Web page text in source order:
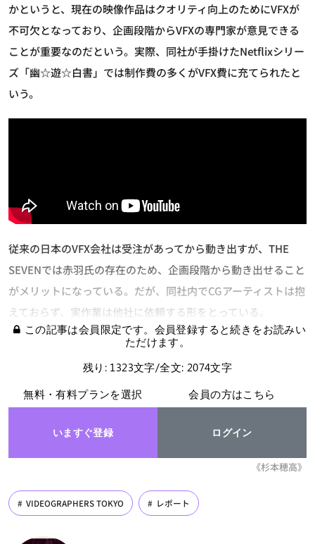
かというと、現在の映像作品はクオリティ向上のためにVFXが
不可欠となっており、企画段階からVFXの専門家が意見できる
ことが重要なのだという。実際、同社が手掛けたNetflixシリー
ズ「幽☆遊☆白書」では制作費の多くがVFX費に充てられたと
いう。
従来の日本のVFX会社は受注があってから動き出すが、THE
SEVENでは赤羽氏の存在のため、企画段階から動き出せること
がメリットになっている。だが、同社内でCGアーティストは抱
えておらず、実作業は他社に依頼する形をとっている。
この記事は会員限定です。会員登録すると続きをお読みい
ただけます。
残り: 1323文字/全文: 2074文字
無料・有料プランを選択
いますぐ登録
会員の方はこちら
ログイン
《杉本穂高》
VIDEOGRAPHERS TOKYO レポート